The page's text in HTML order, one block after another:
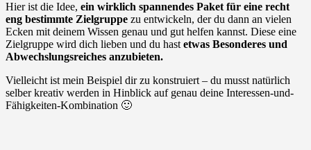
Hier ist die Idee, ein wirklich spannendes Paket für eine recht
eng bestimmte Zielgruppe zu entwickeln, der du dann an vielen
Ecken mit deinem Wissen genau und gut helfen kannst. Diese eine
Zielgruppe wird dich lieben und du hast etwas Besonderes und
Abwechslungsreiches anzubieten.
Vielleicht ist mein Beispiel dir zu konstruiert – du musst natürlich
selber kreativ werden in Hinblick auf genau deine Interessen-und-
Fähigkeiten-Kombination 🙂